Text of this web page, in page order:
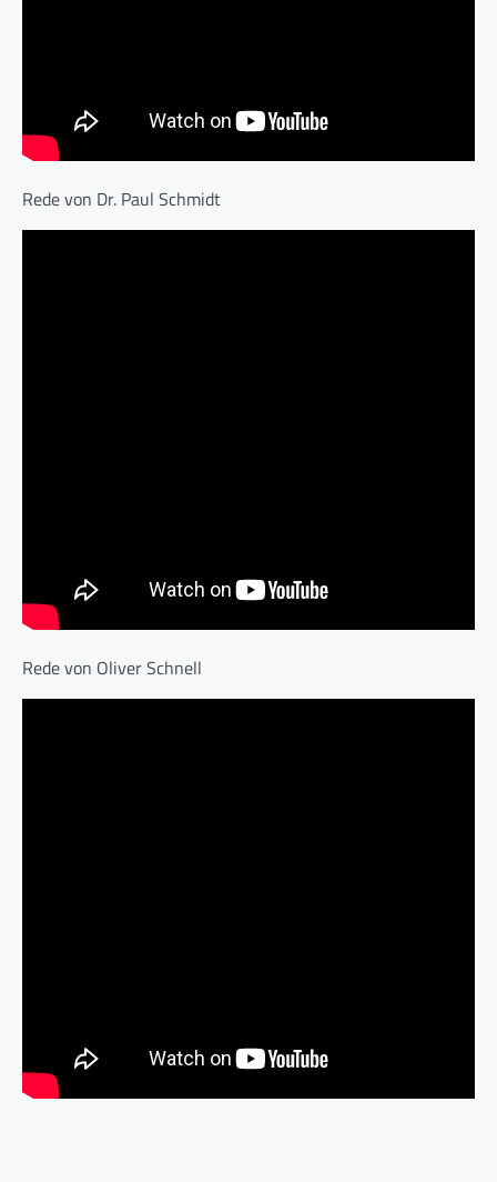
Rede von Dr. Paul Schmidt
Rede von Oliver Schnell